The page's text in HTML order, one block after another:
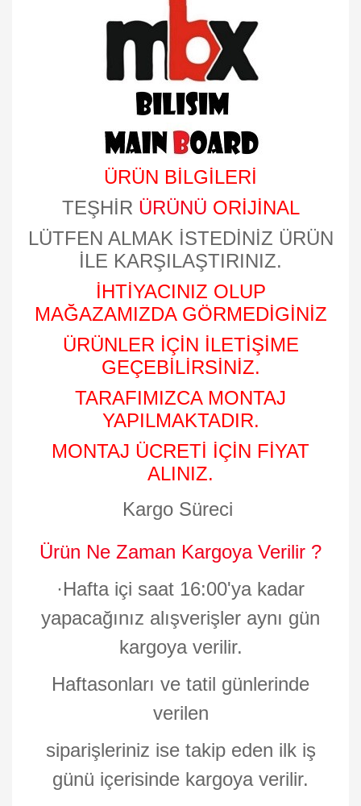
ÜRÜN BİLGİLERİ
TEŞHİR ÜRÜNÜ ORİJİNAL
LÜTFEN ALMAK İSTEDİNİZ ÜRÜN
İLE KARŞILAŞTIRINIZ.
İHTİYACINIZ OLUP
MAĞAZAMIZDA GÖRMEDİGİNİZ
ÜRÜNLER İÇİN İLETİŞİME
GEÇEBİLİRSİNİZ.
TARAFIMIZCA MONTAJ
YAPILMAKTADIR.
MONTAJ ÜCRETİ İÇİN FİYAT
ALINIZ.
Kargo Süreci
Ürün Ne Zaman Kargoya Verilir ?
·Hafta içi saat 16:00'ya kadar
yapacağınız alışverişler aynı gün
kargoya verilir.
Haftasonları ve tatil günlerinde
verilen
siparişleriniz ise takip eden ilk iş
günü içerisinde kargoya verilir.